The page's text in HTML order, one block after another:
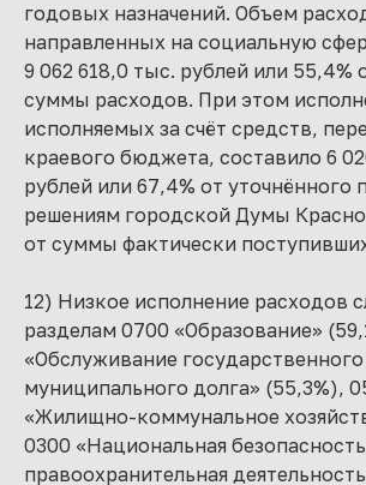
годовых назначений. Объем
направленных на социальную
9 062 618,0 тыс. рублей или 55,4%
суммы расходов. При этом
исполняемых за счёт средств,
краевого бюджета, составило 6
рублей или 67,4% от уточнённого
решениям городской Думы
от суммы фактически
12) Низкое исполнение расходов
разделам 0700 «Образование»
«Обслуживание
муниципального долга» (55,3%),
«Жилищно-коммунальное
0300 «Национальная
правоохранительная